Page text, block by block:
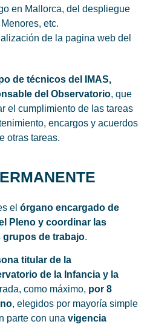
en Mallorca, del despliegue
etc.
de la pagina web del
de técnicos del IMAS,
del Observatorio, que
el cumplimiento de las tareas
encargos y acuerdos
otras tareas.
el órgano encargado de
Pleno y coordinar las
grupos de trabajo.
titular de la
de la Infancia y la
como máximo, por 8
, elegidos por mayoría simple
parte con una vigencia